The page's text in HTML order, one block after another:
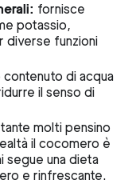
fornisce
potassio,
diverse funzioni
di acqua
il senso di
molti pensino
il cocomero è
segue una dieta
e rinfrescante.